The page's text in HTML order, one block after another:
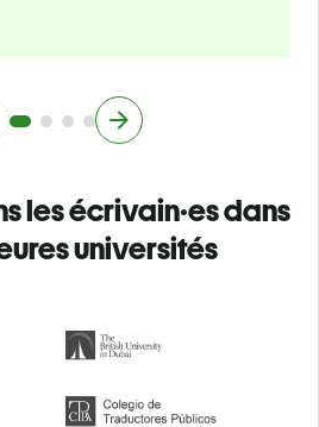
les écrivain·es dans
universités